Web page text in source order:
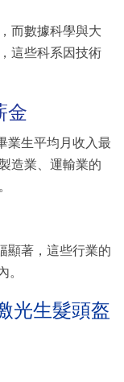
而數據科學與大
這些科系因技術
金
業生平均月收入最
造業、運輸業的
顯著，這些行業的
。
光生髮頭盔